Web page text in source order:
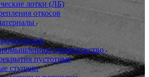
лотки (ЛБ)
откосов
строительство
пустотные
ступени